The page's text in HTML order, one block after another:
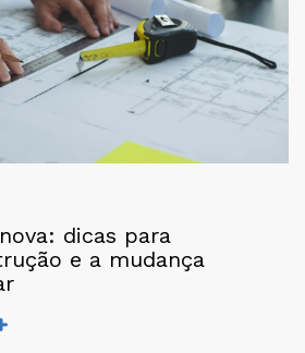
dicas para
e a mudança